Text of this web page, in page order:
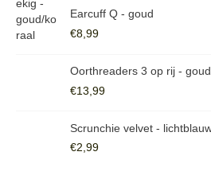
Earcuff Q - goud
€8,99
Oorthreaders 3 op rij -
€13,99
Scrunchie velvet -
€2,99